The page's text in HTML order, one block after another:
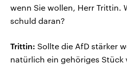
wenn Sie wollen, Herr Trittin.
schuld daran?
Trittin: Sollte die AfD stärker
natürlich ein gehöriges